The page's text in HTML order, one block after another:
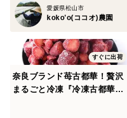
愛媛県松山市
koko'o(ココオ)農園
すぐに出荷
奈良ブランド苺古都華！贅沢
まるごと冷凍『冷凍古都華』